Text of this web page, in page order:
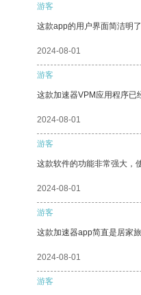
游客
这款app的用户界面简洁明
2024-08-01
游客
这款加速器VPM应用程序已
2024-08-01
游客
这款软件的功能非常强大，
2024-08-01
游客
这款加速器app简直是居家
2024-08-01
游客